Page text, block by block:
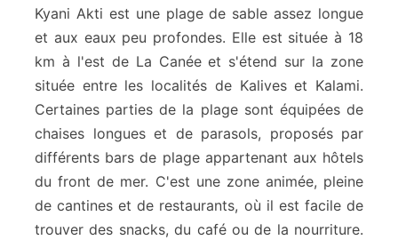
e
d
e
K
y
a
n
i
A
k
t
i
Kyani Akti est une plage de sable assez longue
et aux eaux peu profondes. Elle est située à 18
km à l'est de La Canée et s'étend sur la zone
située entre les localités de Kalives et Kalami.
Certaines parties de la plage sont équipées de
chaises longues et de parasols, proposés par
différents bars de plage appartenant aux hôtels
du front de mer. C'est une zone animée, pleine
de cantines et de restaurants, où il est facile de
trouver des snacks, du café ou de la nourriture.